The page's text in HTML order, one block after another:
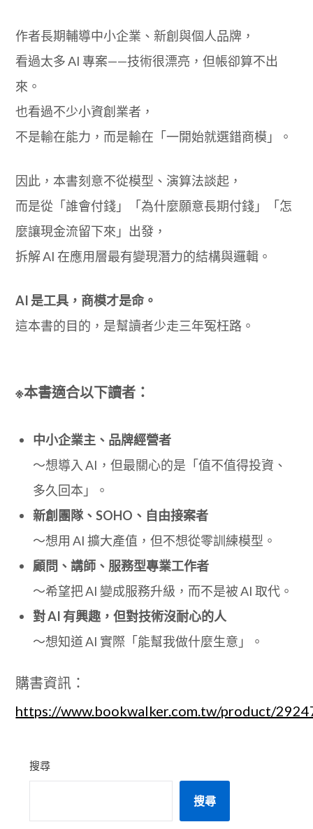
作者長期輔導中小企業、新創與個人品牌，
看過太多 AI 專案——技術很漂亮，但帳卻算不出
來。
也看過不少小資創業者，
不是輸在能力，而是輸在「一開始就選錯商模」。
因此，本書刻意不從模型、演算法談起，
而是從「誰會付錢」「為什麼願意長期付錢」「怎
麼讓現金流留下來」出發，
拆解 AI 在應用層最有變現潛力的結構與邏輯。
AI 是工具，商模才是命。
這本書的目的，是幫讀者少走三年冤枉路。
※本書適合以下讀者：
中小企業主、品牌經營者
～想導入 AI，但最關心的是「值不值得投資、
多久回本」。
新創團隊、SOHO、自由接案者
～想用 AI 擴大產值，但不想從零訓練模型。
顧問、講師、服務型專業工作者
～希望把 AI 變成服務升級，而不是被 AI 取代。
對 AI 有興趣，但對技術沒耐心的人
～想知道 AI 實際「能幫我做什麼生意」。
購書資訊：
https://www.bookwalker.com.tw/product/
搜尋
搜尋